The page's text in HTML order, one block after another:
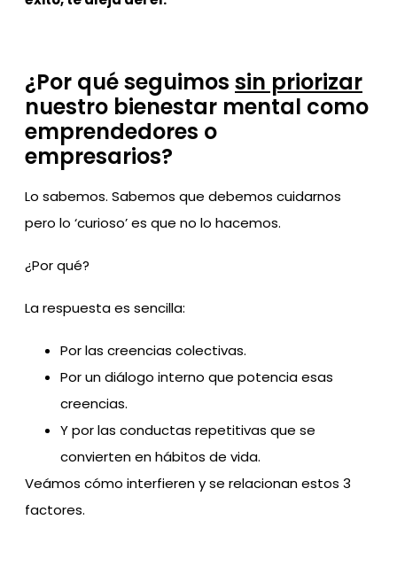
¿Por qué seguimos sin priorizar
nuestro bienestar mental como
emprendedores o
empresarios?
Lo sabemos. Sabemos que debemos cuidarnos
pero lo ‘curioso’ es que no lo hacemos.
¿Por qué?
La respuesta es sencilla:
Por las creencias colectivas.
Por un diálogo interno que potencia esas
creencias.
Y por las conductas repetitivas que se
convierten en hábitos de vida.
Veámos cómo interfieren y se relacionan estos 3
factores.